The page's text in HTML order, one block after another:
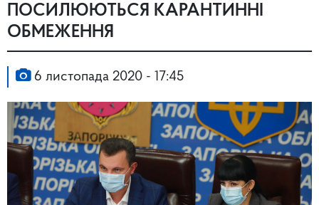
ПОСИЛЮЮТЬСЯ КАРАНТИННІ
ОБМЕЖЕННЯ
6 листопада 2020 - 17:45